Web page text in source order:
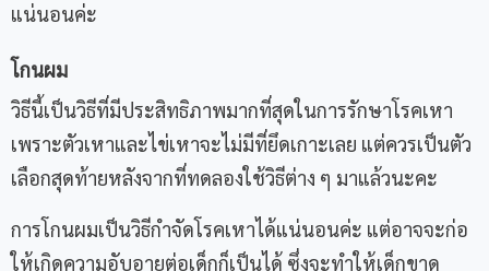
แน่นอนค่ะ
โกนผม
วิธีนี้เป็นวิธีที่มีประสิทธิภาพมากที่สุดในการรักษาโรคเหา
เพราะตัวเหาและไข่เหาจะไม่มีที่ยึดเกาะเลย แต่ควรเป็นตัว
เลือกสุดท้ายหลังจากที่ทดลองใช้วิธีต่าง ๆ มาแล้วนะคะ
การโกนผมเป็นวิธีกำจัดโรคเหาได้แน่นอนค่ะ แต่อาจจะก่อ
ให้เกิดความอับอายต่อเด็กก็เป็นได้ ซึ่งจะทำให้เด็กขาด